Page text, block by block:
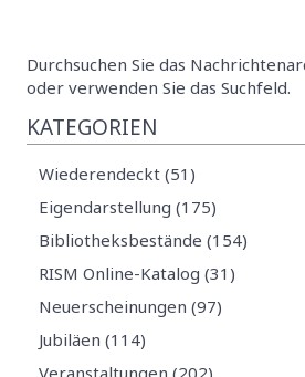
Durchsuchen Sie das
oder verwenden Sie das Suchfeld.
KATEGORIEN
Wiederendeckt (51)
Eigendarstellung (175)
Bibliotheksbestände (154)
RISM Online-Katalog (31)
Neuerscheinungen (97)
Jubiläen (114)